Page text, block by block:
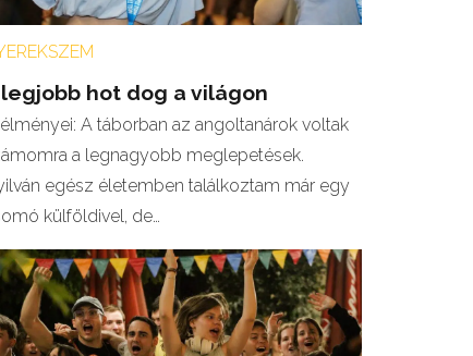
legjobb hot dog a világon
élményei: A táborban az angoltanárok voltak
a legnagyobb meglepetések.
egész életemben találkoztam már egy
külföldivel, de…